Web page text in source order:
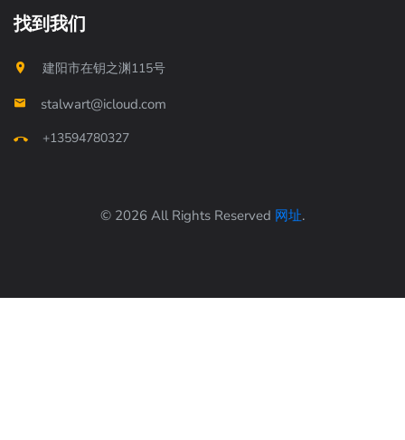
找到我们
建阳市在钥之渊115号
stalwart@icloud.com
+13594780327
© 2026 All Rights Reserved 网址.